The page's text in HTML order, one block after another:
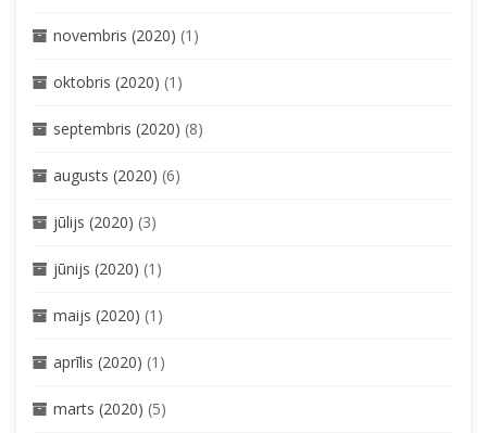
novembris (2020) (1)
oktobris (2020) (1)
septembris (2020) (8)
augusts (2020) (6)
jūlijs (2020) (3)
jūnijs (2020) (1)
maijs (2020) (1)
aprīlis (2020) (1)
marts (2020) (5)